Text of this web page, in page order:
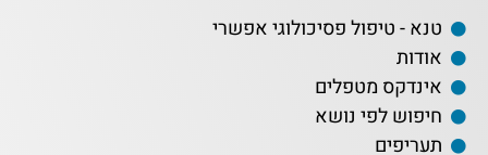
טנא - טיפול פסיכולוגי אפשרי
אודות
אינדקס מטפלים
חיפוש לפי נושא
תעריפים